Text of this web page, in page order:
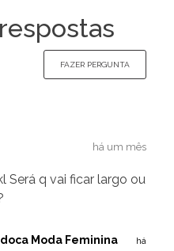
FAZER PERGUNTA
há um mês
Será q vai ficar largo ou
Moda Feminina
há